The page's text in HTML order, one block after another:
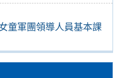
童軍團領導人員基本課